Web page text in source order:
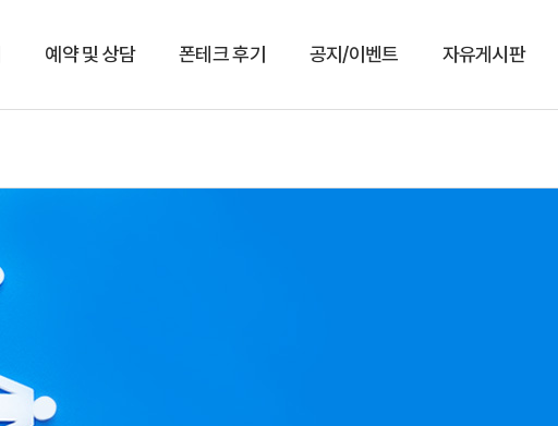
예약 및 상담 폰테크 후기 공지/이벤트 자유게시판